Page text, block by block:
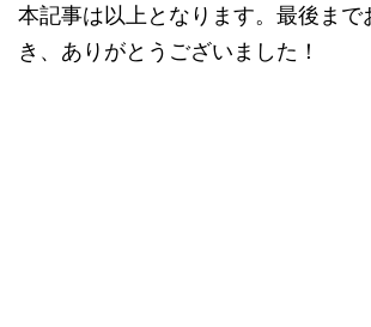
本記事は以上となります。最後まで
き、ありがとうございました！